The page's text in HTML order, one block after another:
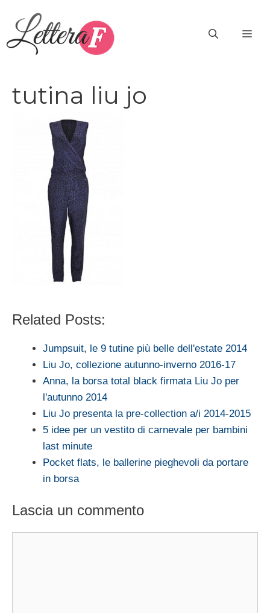
contenuto
tutina liu jo
Related Posts:
Jumpsuit, le 9 tutine più belle dell'estate 2014
Liu Jo, collezione autunno-inverno 2016-17
Anna, la borsa total black firmata Liu Jo per
l'autunno 2014
Liu Jo presenta la pre-collection a/i 2014-2015
5 idee per un vestito di carnevale per bambini
last minute
Pocket flats, le ballerine pieghevoli da portare
in borsa
Lascia un commento